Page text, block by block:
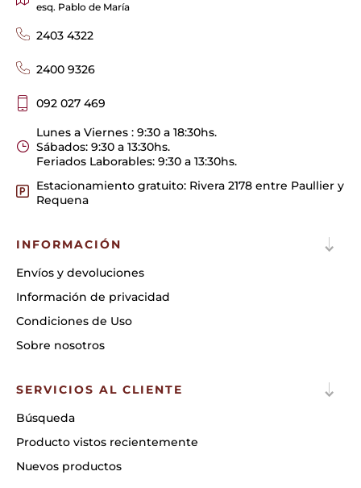
esq. Pablo de María
2403 4322
2400 9326
092 027 469
Lunes a Viernes : 9:30 a 18:30hs.
Sábados: 9:30 a 13:30hs.
Feriados Laborables: 9:30 a 13:30hs.
Estacionamiento gratuito: Rivera 2178 entre Paullier y
Requena
INFORMACIÓN
Envíos y devoluciones
Información de privacidad
Condiciones de Uso
Sobre nosotros
SERVICIOS AL CLIENTE
Búsqueda
Producto vistos recientemente
Nuevos productos